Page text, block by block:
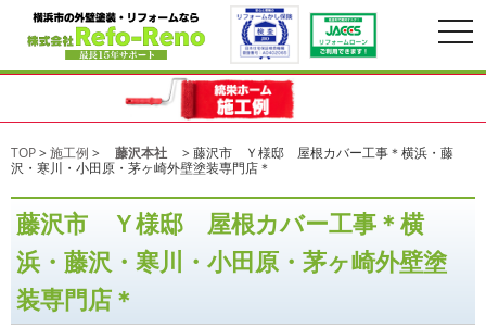
TOP>施工例 > 藤沢本社 >藤沢市 Ｙ様邸 屋根カバー工事＊横浜・藤
沢・寒川・小田原・茅ヶ崎外壁塗装専門店＊
藤沢市 Ｙ様邸 屋根カバー工事＊横
浜・藤沢・寒川・小田原・茅ヶ崎外壁塗
装専門店＊